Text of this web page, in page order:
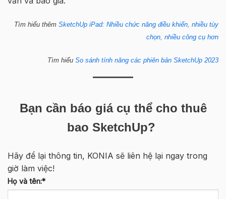
Tìm hiểu thêm SketchUp iPad: Nhiều chức năng điều khiển, nhiều tùy
chọn, nhiều công cụ hơn
Tìm hiểu So sánh tính năng các phiên bản SketchUp 2023
Bạn cần báo giá cụ thể cho thuê
bao SketchUp?
Hãy để lại thông tin, KONIA sẽ liên hệ lại ngay trong
giờ làm việc!
Họ và tên:*